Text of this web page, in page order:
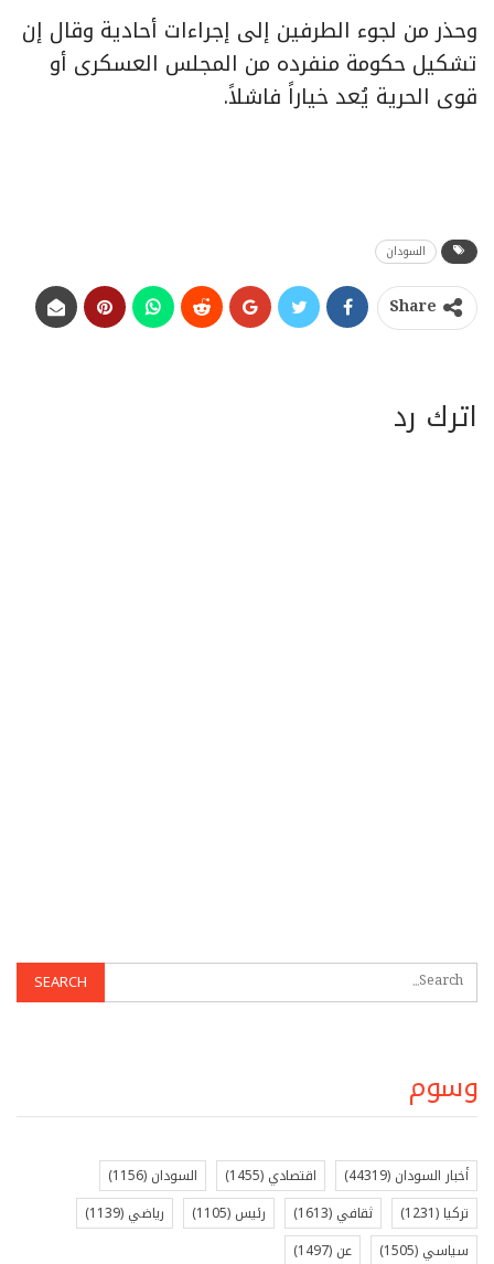
وحذر من لجوء الطرفين إلى إجراءات أحادية وقال إن
تشكيل حكومة منفرده من المجلس العسكرى أو
قوى الحرية يُعد خياراً فاشلاً.
السودان
Share
اترك رد
وسوم
أخبار السودان (44319) اقتصادي (1455) السودان (1156)
تركيا (1231) ثقافي (1613) رئيس (1105) رياضي (1139)
سياسي (1505) عن (1497)